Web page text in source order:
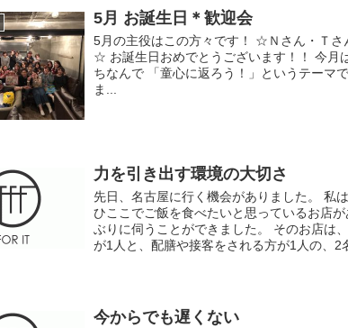
5月 お誕生日＊歓迎会
5月の主役はこの方々です！ ☆Ｎさん・Ｔさ
☆ お誕生日おめでとうございます！！ 今月
ちなんで 「童心に返ろう！」というテーマ
ま...
力を引き出す環境の大切さ
先日、名古屋に行く機会がありました。 私
ひここでご飯を食べたいと思っているお店
ぶりに伺うことができました。 そのお店は
が1人と、配膳や接客をされる方が1人の、2
今からでも遅くない